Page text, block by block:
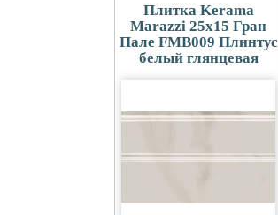
Плитка Kerama
Marazzi 25x15 Гран
Пале FMB009 Плинтус
белый глянцевая